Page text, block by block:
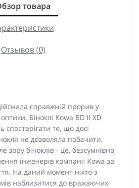
товара
Отзывов (0)
справжній прорив у
Біноклі Kowa BD II XD
спостерігати те, що досі
не дозволяла побачити.
зору біноклів - це, безсумнівно,
інженерів компанії Kowa за
На даний момент ніхто з
наблизитися до вражаючих